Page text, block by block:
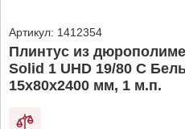
Артикул: 1412354
Плинтус из
Solid 1 UHD 19/80 C
15х80х2400 мм, 1 м.п.